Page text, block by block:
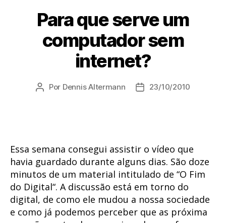
Para que serve um
computador sem
internet?
Autor
Por Dennis Altermann
Data23/10/2010
Essa semana consegui assistir o vídeo que
havia guardado durante alguns dias. São doze
minutos de um material intitulado de “O Fim
do Digital“. A discussão está em torno do
digital, de como ele mudou a nossa sociedade
e como já podemos perceber que as próxima